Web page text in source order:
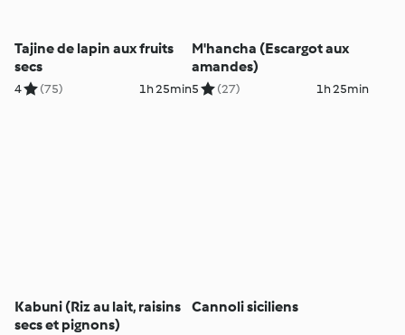
Tajine de lapin aux fruits
secs
4 (75) 1h 25min
M'hancha (Escargot aux
amandes)
5 (27) 1h 25min
Kabuni (Riz au lait, raisins
secs et pignons)
Cannoli siciliens